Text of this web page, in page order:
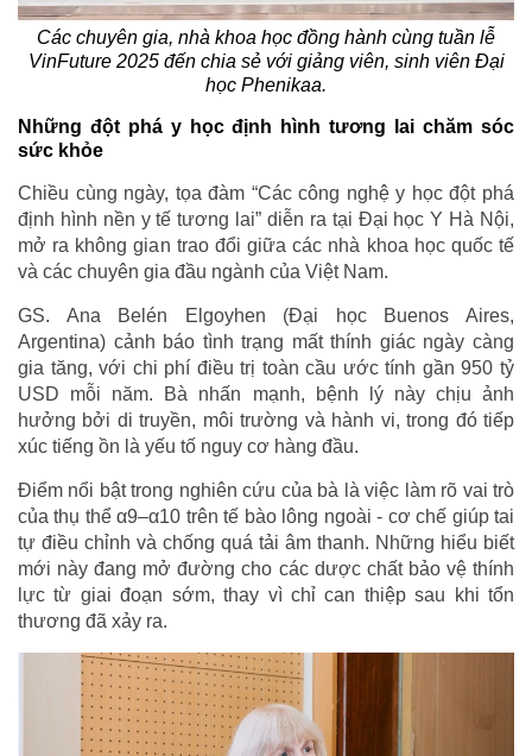
Các chuyên gia, nhà khoa học đồng hành cùng tuần lễ
VinFuture 2025 đến chia sẻ với giảng viên, sinh viên Đại
học Phenikaa.
Những đột phá y học định hình tương lai chăm sóc
sức khỏe
Chiều cùng ngày, tọa đàm “Các công nghệ y học đột phá
định hình nền y tế tương lai” diễn ra tại Đại học Y Hà Nội,
mở ra không gian trao đổi giữa các nhà khoa học quốc tế
và các chuyên gia đầu ngành của Việt Nam.
GS. Ana Belén Elgoyhen (Đại học Buenos Aires,
Argentina) cảnh báo tình trạng mất thính giác ngày càng
gia tăng, với chi phí điều trị toàn cầu ước tính gần 950 tỷ
USD mỗi năm. Bà nhấn mạnh, bệnh lý này chịu ảnh
hưởng bởi di truyền, môi trường và hành vi, trong đó tiếp
xúc tiếng ồn là yếu tố nguy cơ hàng đầu.
Điểm nổi bật trong nghiên cứu của bà là việc làm rõ vai trò
của thụ thể α9–α10 trên tế bào lông ngoài - cơ chế giúp tai
tự điều chỉnh và chống quá tải âm thanh. Những hiểu biết
mới này đang mở đường cho các dược chất bảo vệ thính
lực từ giai đoạn sớm, thay vì chỉ can thiệp sau khi tổn
thương đã xảy ra.